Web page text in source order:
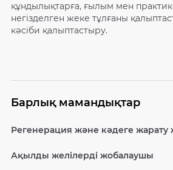
құндылықтарға, ғылым мен
негізделген жеке тұлғаны
кәсіби қалыптастыру.
Барлық мамандықтар
Регенерация және кәдеге жарату
Ақылды желілерді жобалаушы